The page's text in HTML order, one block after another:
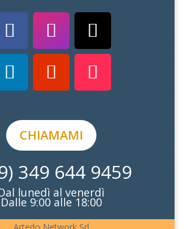
CHIAMAMI
349 644 9459
lunedì al venerdì
Dalle 9:00 alle 18:00